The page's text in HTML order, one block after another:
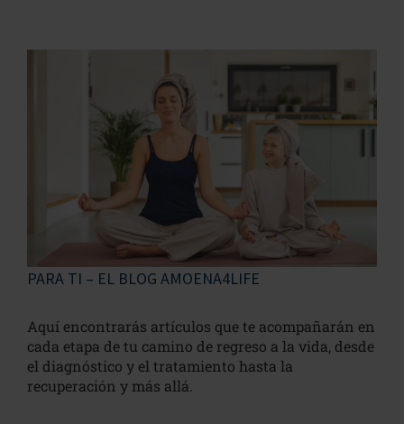
PARA TI – EL BLOG AMOENA4LIFE
Aquí encontrarás artículos que te acompañarán en
cada etapa de tu camino de regreso a la vida, desde
el diagnóstico y el tratamiento hasta la
recuperación y más allá.